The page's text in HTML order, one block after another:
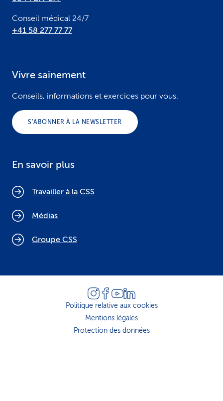
Conseil médical 24/7
+41 58 277 77 77
Vivre sainement
Conseils, informations et exercices pour vous.
S’ABONNER À LA NEWSLETTER
En savoir plus
Travailler à la CSS
Médias
Groupe CSS
Politique relative aux cookies
Mentions légales
Protection des données